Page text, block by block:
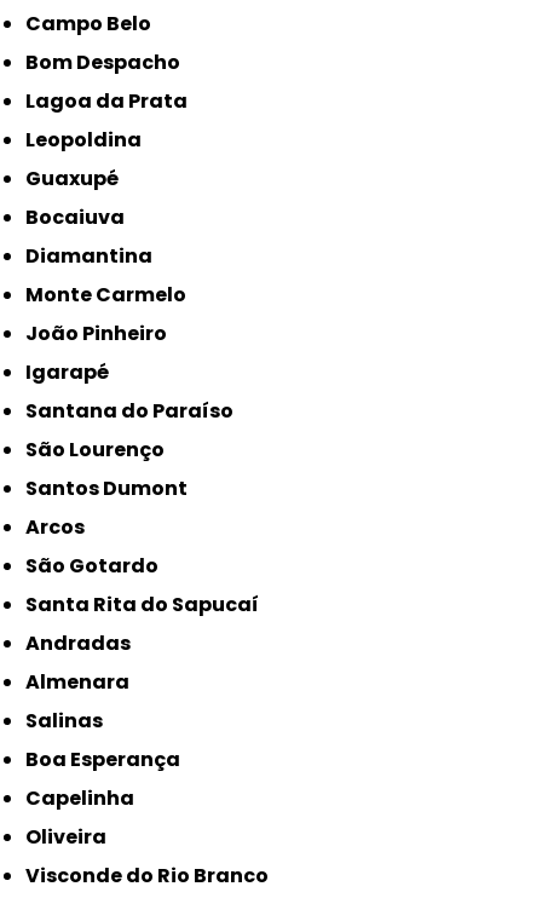
Campo Belo
Bom Despacho
Lagoa da Prata
Leopoldina
Guaxupé
Bocaiuva
Diamantina
Monte Carmelo
João Pinheiro
Igarapé
Santana do Paraíso
São Lourenço
Santos Dumont
Arcos
São Gotardo
Santa Rita do Sapucaí
Andradas
Almenara
Salinas
Boa Esperança
Capelinha
Oliveira
Visconde do Rio Branco